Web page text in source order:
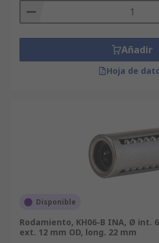
Añadir
Hoja de
Disponible
Rodamiento, KH06-B INA, Ø int.
ext. 12 mm OD, long. 22 mm